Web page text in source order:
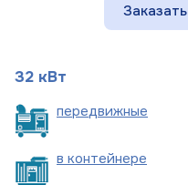
Заказать
32 кВт
передвижные
в контейнере